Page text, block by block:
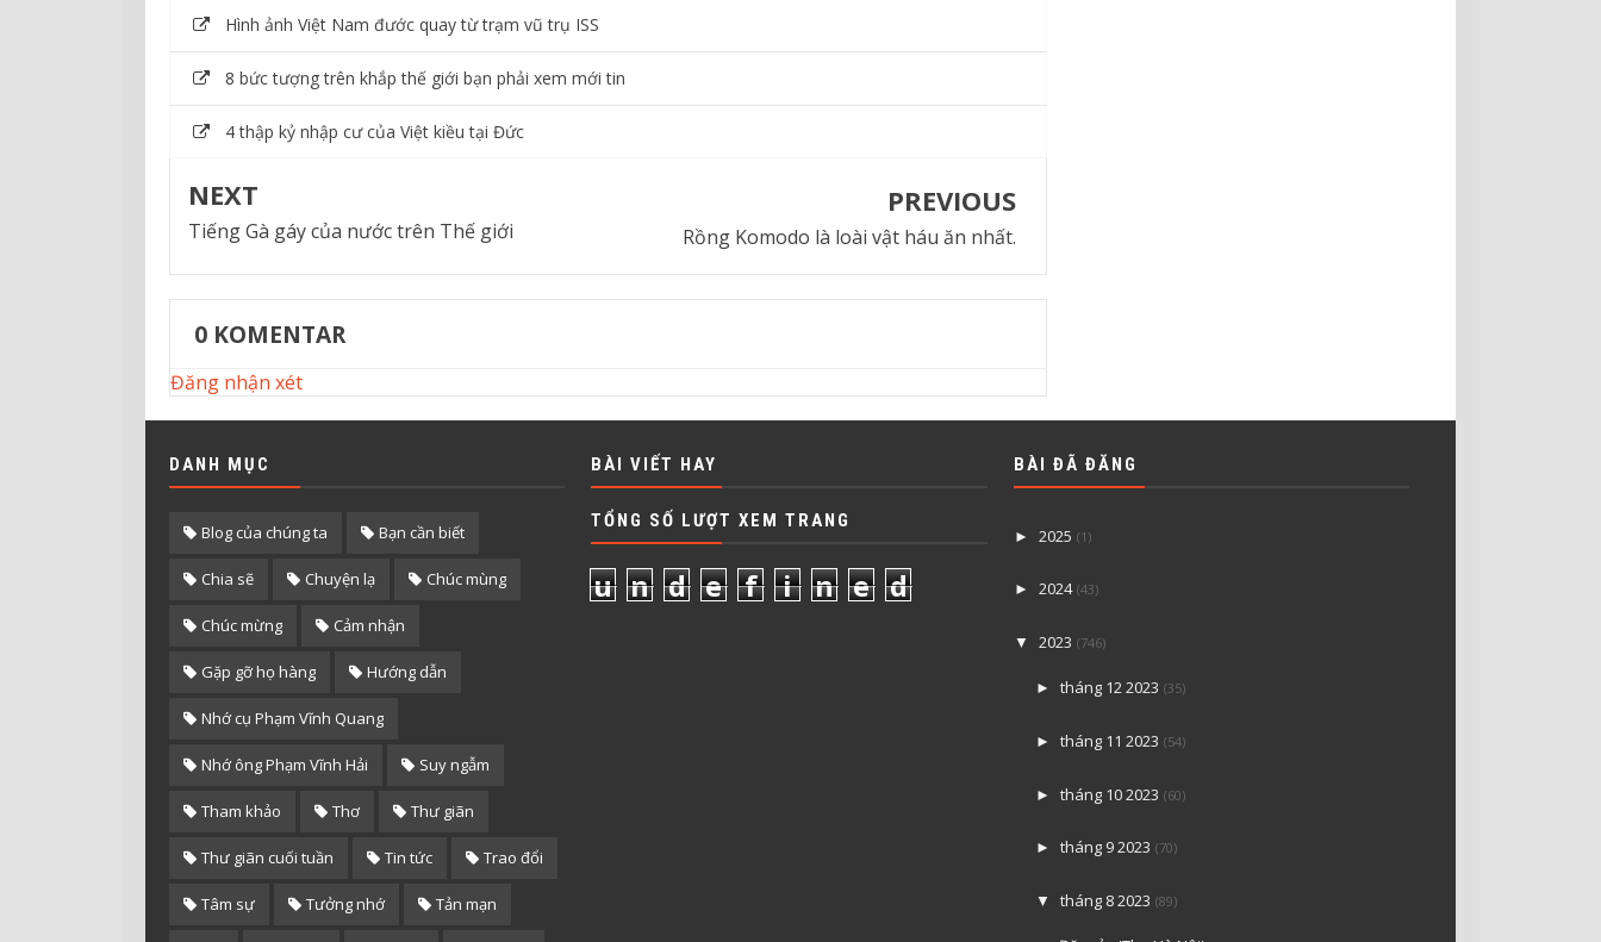
Hình ảnh Việt Nam đước quay từ trạm vũ trụ ISS
8 bức tượng trên khắp thế giới bạn phải xem mới tin
4 thập kỷ nhập cư của Việt kiều tại Đức
NEXT
Tiếng Gà gáy của nước trên Thế giới
PREVIOUS
Rồng Komodo là loài vật háu ăn nhất.
0 KOMENTAR
Đăng nhận xét
DANH MỤC
Blog của chúng ta Bạn cần biết
Chia sẽ Chuyện lạ Chúc mùng
Chúc mừng Cảm nhận
Gặp gỡ họ hàng Hướng dẫn
Nhớ cụ Phạm Vĩnh Quang
Nhớ ông Phạm Vĩnh Hải Suy ngẫm
Tham khảo Thơ Thư giãn
Thư giãn cuối tuần Tin tức Trao đổi
Tâm sự Tưởng nhớ Tản mạn
BÀI VIẾT HAY
TỔNG SỐ LƯỢT XEM TRANG
u n d e f i n e d
BÀI ĐÃ ĐĂNG
► 2025 (1)
► 2024 (43)
▼ 2023 (746)
► tháng 12 2023 (35)
► tháng 11 2023 (54)
► tháng 10 2023 (60)
► tháng 9 2023 (70)
▼ tháng 8 2023 (89)